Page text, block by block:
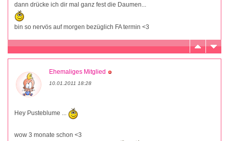
dann drücke ich dir mal ganz fest die Daumen...
bin so nervös auf morgen bezüglich FA termin <3
Ehemaliges Mitglied
10.01.2011 18:28
Hey Pusteblume ...
wow 3 monate schon <3